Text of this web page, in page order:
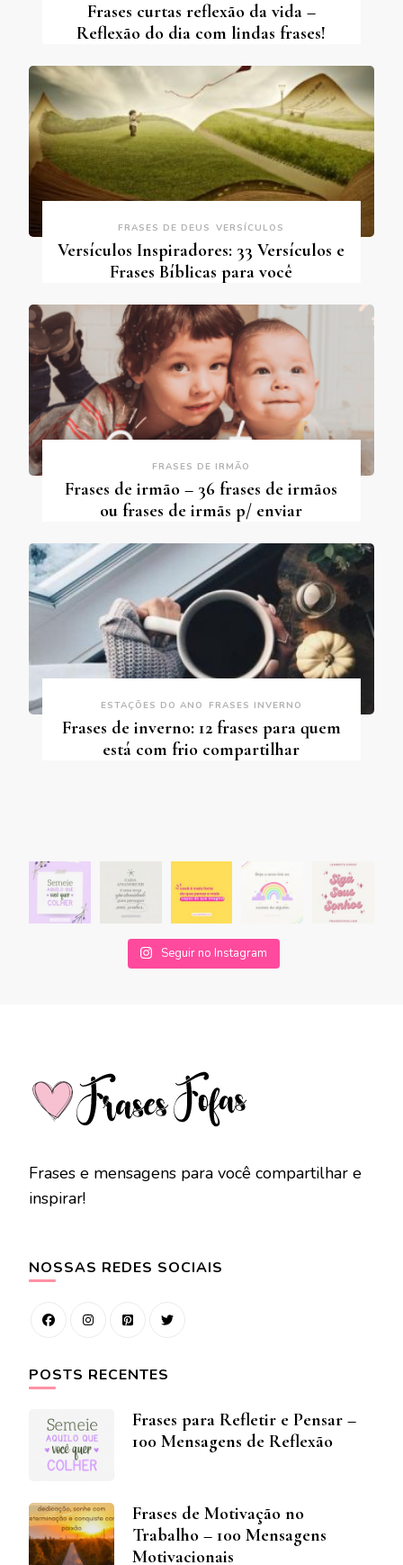
Frases curtas reflexão da vida –
Reflexão do dia com lindas frases!
FRASES DE DEUS VERSÍCULOS
Versículos Inspiradores: 33 Versículos e
Frases Bíblicas para você
FRASES DE IRMÃO
Frases de irmão – 36 frases de irmãos
ou frases de irmãs p/ enviar
ESTAÇÕES DO ANO FRASES INVERNO
Frases de inverno: 12 frases para quem
está com frio compartilhar
Seguir no Instagram
Frases e mensagens para você compartilhar e
inspirar!
NOSSAS REDES SOCIAIS
POSTS RECENTES
Frases para Refletir e Pensar –
100 Mensagens de Reflexão
Frases de Motivação no
Trabalho – 100 Mensagens
Motivacionais